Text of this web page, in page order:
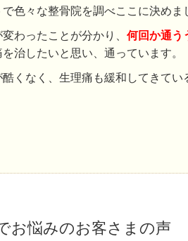
色々な整骨院を調べここに決めま
わったことが分かり、 何回か通う
治したいと思い、通っています。
くなく、生理痛も緩和してきてい
お悩みのお客さまの声